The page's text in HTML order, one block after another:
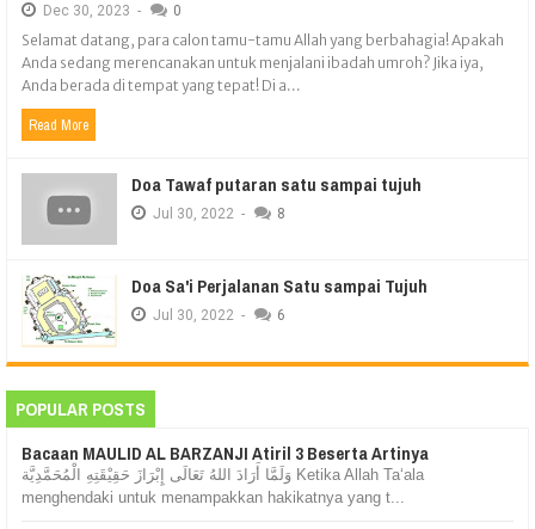
Dec 30, 2023 - 0
Selamat datang, para calon tamu-tamu Allah yang berbahagia! Apakah
Anda sedang merencanakan untuk menjalani ibadah umroh? Jika iya,
Anda berada di tempat yang tepat! Di a...
Read More
Doa Tawaf putaran satu sampai tujuh
Jul 30, 2022 - 8
Doa Sa'i Perjalanan Satu sampai Tujuh
Jul 30, 2022 - 6
POPULAR POSTS
Bacaan MAULID AL BARZANJI Atiril 3 Beserta Artinya
وَلَمَّا أَرَادَ اللهُ تَعَالَى إِبْرَازَ حَقِيْقَتِهِ الْمُحَمَّدِيَّة Ketika Allah Ta‘ala
menghendaki untuk menampakkan hakikatnya yang t...